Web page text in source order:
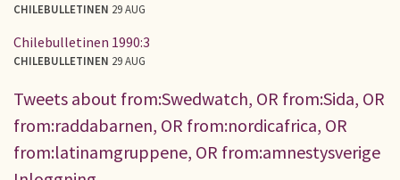
CHILEBULLETINEN 29 AUG
Chilebulletinen 1990:3
CHILEBULLETINEN 29 AUG
Tweets about from:Swedwatch, OR from:Sida, OR
from:raddabarnen, OR from:nordicafrica, OR
from:latinamgruppene, OR from:amnestysverige